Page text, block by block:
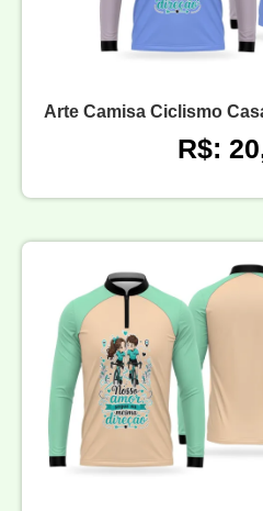
Arte Camisa Ciclismo
R$: